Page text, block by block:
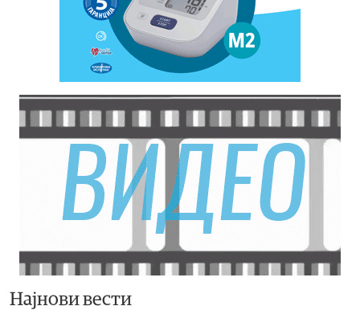
Најнови вести